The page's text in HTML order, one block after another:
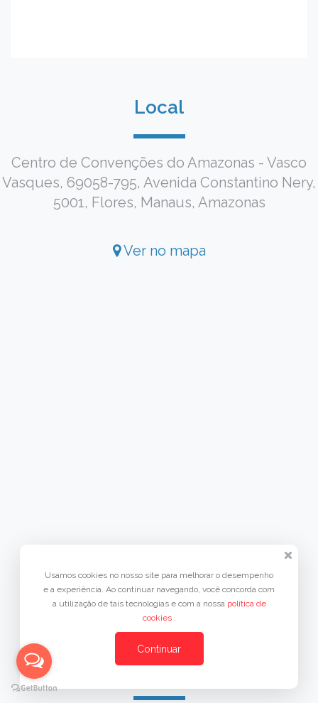
Local
Centro de Convenções do Amazonas - Vasco
Vasques, 69058-795, Avenida Constantino Nery,
5001, Flores, Manaus, Amazonas
Ver no mapa
Seja um patrocinador!
Usamos cookies no nosso site para melhorar o desempenho
e a experiência. Ao continuar navegando, você concorda com
a utilização de tais tecnologias e com a nossa política de
cookies .
Continuar